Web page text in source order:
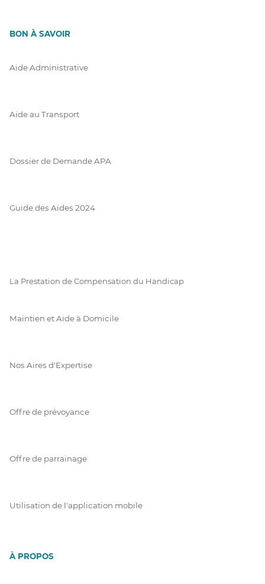
BON À SAVOIR
Aide Administrative
Aide au Transport
Dossier de Demande APA
Guide des Aides 2024
La Prestation de Compensation du Handicap
Maintien et Aide à Domicile
Nos Aires d'Expertise
Offre de prévoyance
Offre de parrainage
Utilisation de l'application mobile
À PROPOS